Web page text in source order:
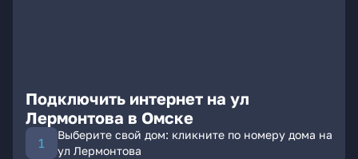
Подключить интернет на ул
Лермонтова в Омске
Выберите свой дом: кликните по номеру дома на
ул Лермонтова